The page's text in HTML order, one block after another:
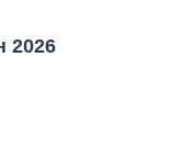
2026